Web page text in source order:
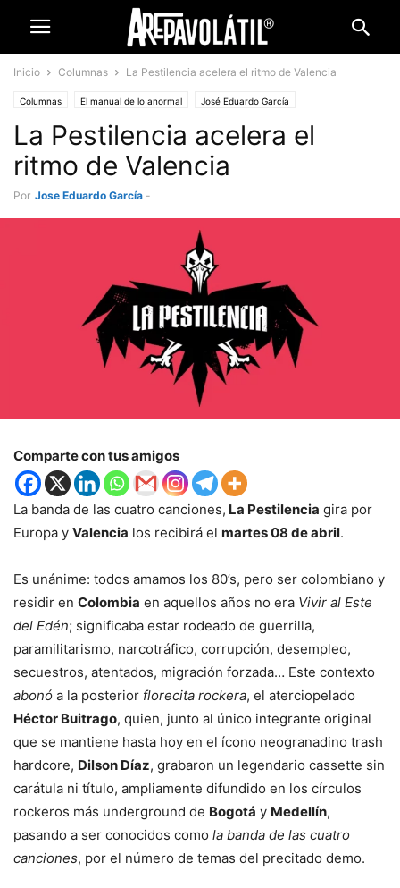
Inicio Columnas La Pestilencia acelera el ritmo de Valencia
Columnas El manual de lo anormal José Eduardo García
La Pestilencia acelera el
ritmo de Valencia
Por Jose Eduardo García -
Comparte con tus amigos
La banda de las cuatro canciones, La Pestilencia gira por
Europa y Valencia los recibirá el martes 08 de abril.
Es unánime: todos amamos los 80’s, pero ser colombiano y
residir en Colombia en aquellos años no era Vivir al Este
del Edén; significaba estar rodeado de guerrilla,
paramilitarismo, narcotráfico, corrupción, desempleo,
secuestros, atentados, migración forzada… Este contexto
abonó a la posterior florecita rockera, el aterciopelado
Héctor Buitrago, quien, junto al único integrante original
que se mantiene hasta hoy en el ícono neogranadino trash
hardcore, Dilson Díaz, grabaron un legendario cassette sin
carátula ni título, ampliamente difundido en los círculos
rockeros más underground de Bogotá y Medellín,
pasando a ser conocidos como la banda de las cuatro
canciones, por el número de temas del precitado demo.